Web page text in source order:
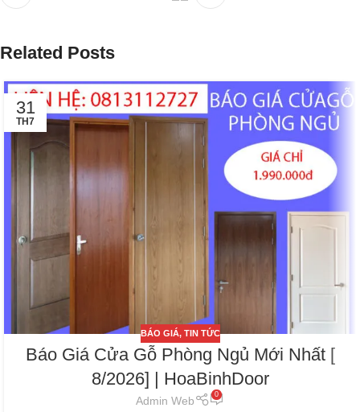
Related Posts
31
TH7
BÁO GIÁ, TIN TỨC
Báo Giá Cửa Gỗ Phòng Ngủ Mới Nhất [
8/2026] | HoaBinhDoor
Admin Web 0